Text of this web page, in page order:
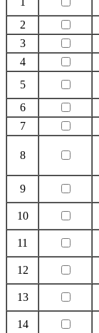
2
3
4
5
6
7
8
9
10
11
12
13
14